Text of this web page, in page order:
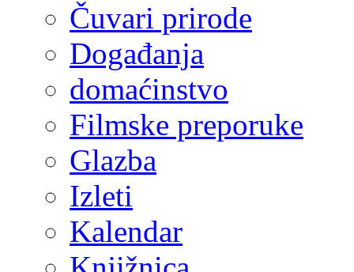
Čuvari prirode
Događanja
domaćinstvo
Filmske preporuke
Glazba
Izleti
Kalendar